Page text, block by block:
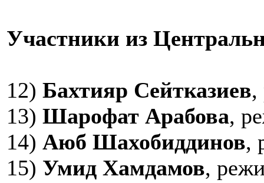
Участники из
12) Бахтияр Сейтказиев,
13) Шарофат Арабова,
14) Аюб Шахобиддинов,
15) Умид Хамдамов,